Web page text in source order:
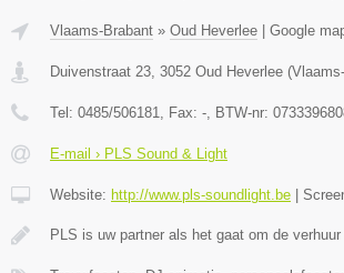
Vlaams-Brabant » Oud Heverlee Google
Duivenstraat 23 3052 Oud Heverlee (
Tel: 0485/506181 , Fax: - , BTW-nr:
E-mail › PLS Sound & Light
Website: http://www.pls-soundlight.be
PLS is uw partner als het gaat om de